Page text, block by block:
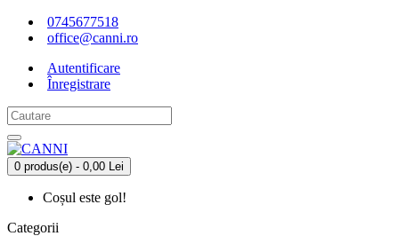
0745677518
office@canni.ro
Autentificare
Înregistrare
0 produs(e) - 0,00 Lei
Coșul este gol!
Categorii